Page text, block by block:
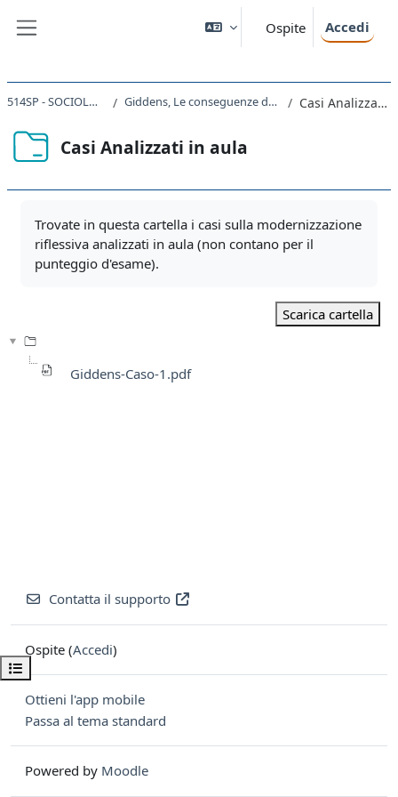
Ospite Accedi
Apri indice del corso
514SP - SOCIOLOGIA 2024 Giddens, Le conseguenze della modernità Casi Analizzati in aula
Casi Analizzati in aula
Trovate in questa cartella i casi sulla modernizzazione
riflessiva analizzati in aula (non contano per il
punteggio d'esame).
Scarica cartella
Giddens-Caso-1.pdf
Contatta il supporto
Ospite (Accedi)
Ottieni l'app mobile
Passa al tema standard
Powered by Moodle